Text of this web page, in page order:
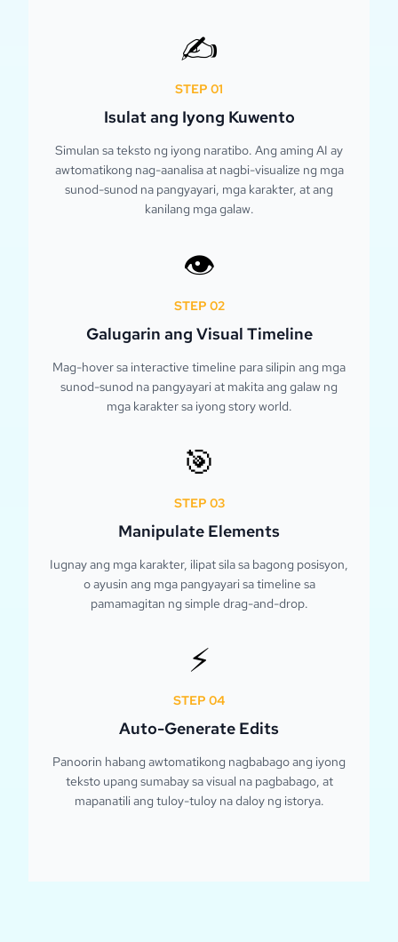
✍️
STEP 01
Isulat ang Iyong Kuwento
Simulan sa teksto ng iyong naratibo. Ang aming AI ay
awtomatikong nag-aanalisa at nagbi-visualize ng mga
sunod-sunod na pangyayari, mga karakter, at ang
kanilang mga galaw.
👁️
STEP 02
Galugarin ang Visual Timeline
Mag-hover sa interactive timeline para silipin ang mga
sunod-sunod na pangyayari at makita ang galaw ng
mga karakter sa iyong story world.
🎯
STEP 03
Manipulate Elements
Iugnay ang mga karakter, ilipat sila sa bagong posisyon,
o ayusin ang mga pangyayari sa timeline sa
pamamagitan ng simple drag-and-drop.
⚡
STEP 04
Auto-Generate Edits
Panoorin habang awtomatikong nagbabago ang iyong
teksto upang sumabay sa visual na pagbabago, at
mapanatili ang tuloy-tuloy na daloy ng istorya.